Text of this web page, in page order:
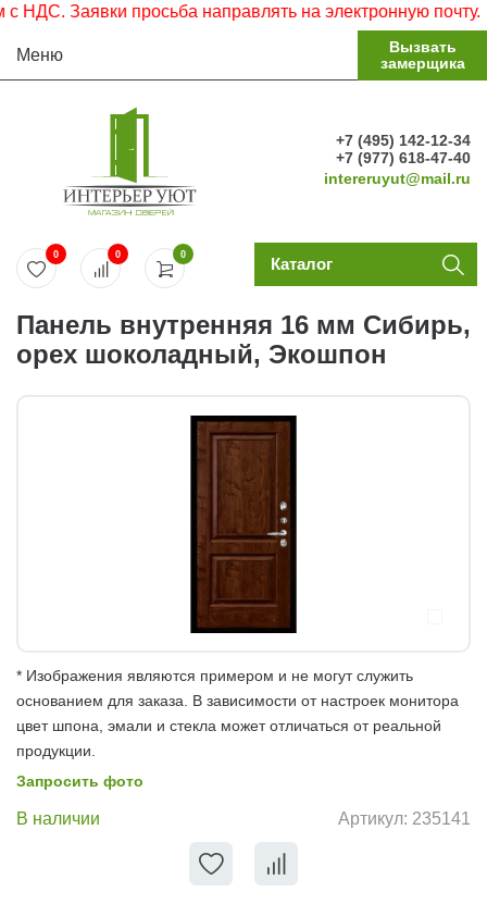
Заявки просьба направлять на электронную почту.
Меню
Вызвать
замерщика
+7 (495) 142-12-34
+7 (977) 618-47-40
intereruyut@mail.ru
0
0 0 Каталог
Панель внутренняя 16 мм Сибирь,
орех шоколадный, Экошпон
* Изображения являются примером и не могут служить
основанием для заказа. В зависимости от настроек монитора
цвет шпона, эмали и стекла может отличаться от реальной
продукции.
Запросить фото
В наличии Артикул: 235141